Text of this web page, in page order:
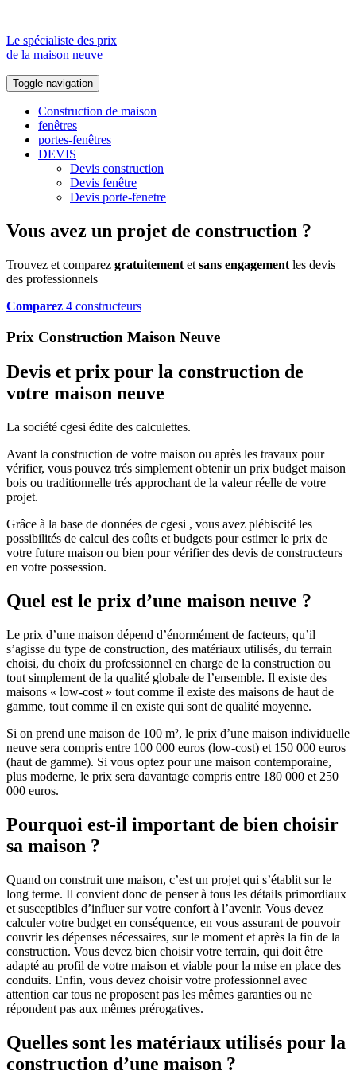
Le spécialiste des prix
de la maison neuve
Toggle navigation
Construction de maison
fenêtres
portes-fenêtres
DEVIS
Devis construction
Devis fenêtre
Devis porte-fenetre
Vous avez un projet de construction ?
Trouvez et comparez gratuitement et sans engagement les devis
des professionnels
Comparez 4 constructeurs
Prix Construction Maison Neuve
Devis et prix pour la construction de
votre maison neuve
La société cgesi édite des calculettes.
Avant la construction de votre maison ou après les travaux pour
vérifier, vous pouvez trés simplement obtenir un prix budget maison
bois ou traditionnelle trés approchant de la valeur réelle de votre
projet.
Grâce à la base de données de cgesi , vous avez plébiscité les
possibilités de calcul des coûts et budgets pour estimer le prix de
votre future maison ou bien pour vérifier des devis de constructeurs
en votre possession.
Quel est le prix d’une maison neuve ?
Le prix d’une maison dépend d’énormément de facteurs, qu’il
s’agisse du type de construction, des matériaux utilisés, du terrain
choisi, du choix du professionnel en charge de la construction ou
tout simplement de la qualité globale de l’ensemble. Il existe des
maisons « low-cost » tout comme il existe des maisons de haut de
gamme, tout comme il en existe qui sont de qualité moyenne.
Si on prend une maison de 100 m², le prix d’une maison individuelle
neuve sera compris entre 100 000 euros (low-cost) et 150 000 euros
(haut de gamme). Si vous optez pour une maison contemporaine,
plus moderne, le prix sera davantage compris entre 180 000 et 250
000 euros.
Pourquoi est-il important de bien choisir
sa maison ?
Quand on construit une maison, c’est un projet qui s’établit sur le
long terme. Il convient donc de penser à tous les détails primordiaux
et susceptibles d’influer sur votre confort à l’avenir. Vous devez
calculer votre budget en conséquence, en vous assurant de pouvoir
couvrir les dépenses nécessaires, sur le moment et après la fin de la
construction. Vous devez bien choisir votre terrain, qui doit être
adapté au profil de votre maison et viable pour la mise en place des
conduits. Enfin, vous devez choisir votre professionnel avec
attention car tous ne proposent pas les mêmes garanties ou ne
répondent pas aux mêmes prérogatives.
Quelles sont les matériaux utilisés pour la
construction d’une maison ?